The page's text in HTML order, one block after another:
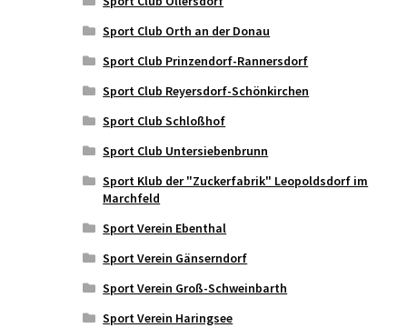
Sport Club Orth an der Donau
Sport Club Prinzendorf-Rannersdorf
Sport Club Reyersdorf-Schönkirchen
Sport Club Schloßhof
Sport Club Untersiebenbrunn
Sport Klub der "Zuckerfabrik" Leopoldsdorf im
Marchfeld
Sport Verein Ebenthal
Sport Verein Gänserndorf
Sport Verein Groß-Schweinbarth
Sport Verein Haringsee